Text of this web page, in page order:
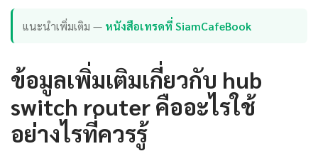
แนะนำเพิ่มเติม — หนังสือเทรดที่ SiamCafeBook
ข้อมูลเพิ่มเติมเกี่ยวกับ hub
switch router คืออะไรใช้
อย่างไรที่ควรรู้